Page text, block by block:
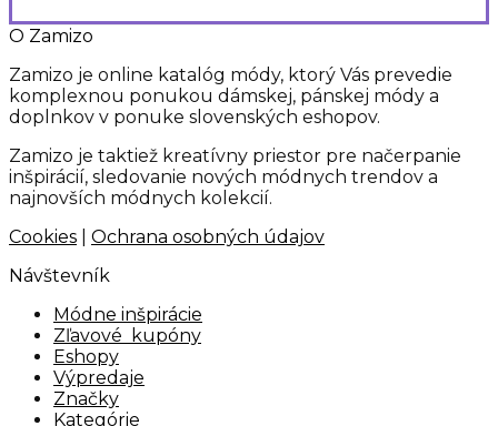
O Zamizo
Zamizo je online katalóg módy, ktorý Vás prevedie
komplexnou ponukou dámskej, pánskej módy a
doplnkov v ponuke slovenských eshopov.
Zamizo je taktiež kreatívny priestor pre načerpanie
inšpirácií, sledovanie nových módnych trendov a
najnovších módnych kolekcií.
Cookies
Ochrana osobných údajov
Návštevník
Módne inšpirácie
Zľavové kupóny
Eshopy
Výpredaje
Značky
Kategórie